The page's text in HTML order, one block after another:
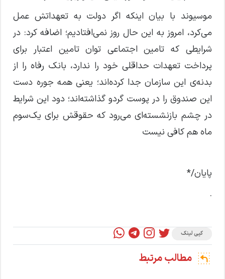
موسیوند با بیان اینکه اگر دولت به تعهداتش عمل
می‌کرد، امروز به این حال روز نمی‌افتادیم؛ اضافه کرد: در
شرایطی که تامین اجتماعی توان تامین اعتبار برای
پرداخت تعهدات حداقلی خود را ندارد، بانک رفاه را از
بدنه‌ی این سازمان جدا کرده‌اند؛ یعنی همه جوره دست
این صندوق را در پوست گردو گذاشته‌اند؛ دود این شرایط
در چشم بازنشسته‌ای می‌رود که حقوقش برای یک‌سوم
ماه هم کافی نیست
پایان/*
.
کپی لینک
مطالب مرتبط